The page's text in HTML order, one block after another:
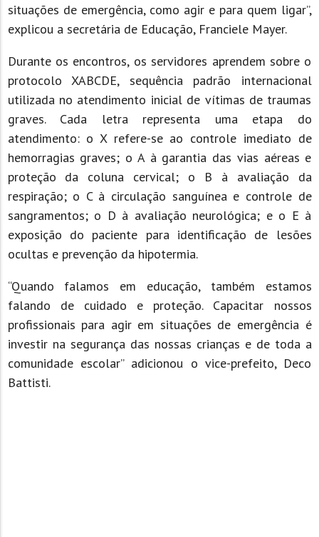
situações de emergência, como agir e para quem ligar”,
explicou a secretária de Educação, Franciele Mayer.
Durante os encontros, os servidores aprendem sobre o
protocolo XABCDE, sequência padrão internacional
utilizada no atendimento inicial de vítimas de traumas
graves. Cada letra representa uma etapa do
atendimento: o X refere-se ao controle imediato de
hemorragias graves; o A à garantia das vias aéreas e
proteção da coluna cervical; o B à avaliação da
respiração; o C à circulação sanguínea e controle de
sangramentos; o D à avaliação neurológica; e o E à
exposição do paciente para identificação de lesões
ocultas e prevenção da hipotermia.
“Quando falamos em educação, também estamos
falando de cuidado e proteção. Capacitar nossos
profissionais para agir em situações de emergência é
investir na segurança das nossas crianças e de toda a
comunidade escolar” adicionou o vice-prefeito, Deco
Battisti.